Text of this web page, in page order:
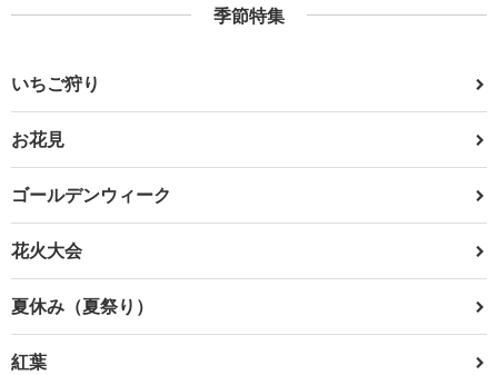
季節特集
いちご狩り
お花見
ゴールデンウィーク
花火大会
夏休み（夏祭り）
紅葉